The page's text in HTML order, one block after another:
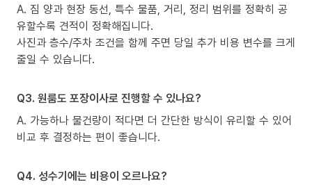
A. 짐 양과 현장 동선, 특수 물품, 거리, 정리 범위를 정확히 공
유할수록 견적이 정확해집니다.
사진과 층수/주차 조건을 함께 주면 당일 추가 비용 변수를 크게
줄일 수 있습니다.
Q3. 원룸도 포장이사로 진행할 수 있나요?
A. 가능하나 물건량이 적다면 더 간단한 방식이 유리할 수 있어
비교 후 결정하는 편이 좋습니다.
Q4. 성수기에는 비용이 오르나요?